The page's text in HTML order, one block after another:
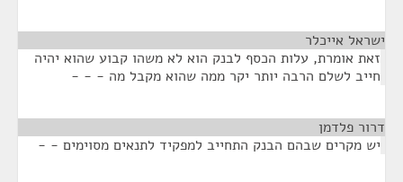
ישראל אייכלר
זאת אומרת, עלות הכסף לבנק הוא לא משהו קבוע שהוא יהיה
חייב לשלם הרבה יותר יקר ממה שהוא מקבל מה - - -
דרור פלדמן
יש מקרים שבהם הבנק התחייב למפקיד לתנאים מסוימים - -